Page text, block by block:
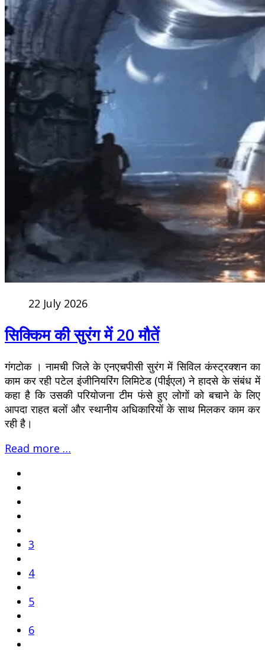
22 July 2026
सिक्किम की सुरंग में 20 मौतें
गंगटोक । नामची जिले के एनएचपीसी सुरंग में सिविल कंस्ट्रक्शन का
काम कर रही पटेल इंजीनियरिंग लिमिटेड (पीईएल) ने हादसे के संबंध में
कहा है कि उसकी परियोजना टीम फंसे हुए लोगों को बचाने के लिए
आपदा राहत बलों और स्थानीय अधिकारियों के साथ मिलकर काम कर
रही है।
Read more …
3
4
5
6